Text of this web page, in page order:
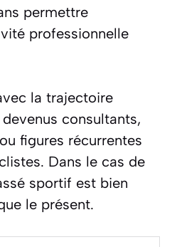
permettre
professionnelle
la trajectoire
consultants,
figures récurrentes
Dans le cas de
sportif est bien
le présent.